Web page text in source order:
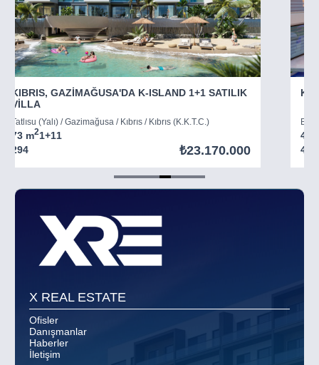
KIBRIS, GAZİMAĞUSA'DA K-ISLAND 1+1 SATILIK
VİLLA
Tatlısu (Yalı) / Gazimağusa / Kıbrıs / Kıbrıs (K.K.T.C.)
73 m21+11
294
₺23.170.000
45
403
of
X REAL ESTATE
Ofisler
Danışmanlar
Haberler
İletişim